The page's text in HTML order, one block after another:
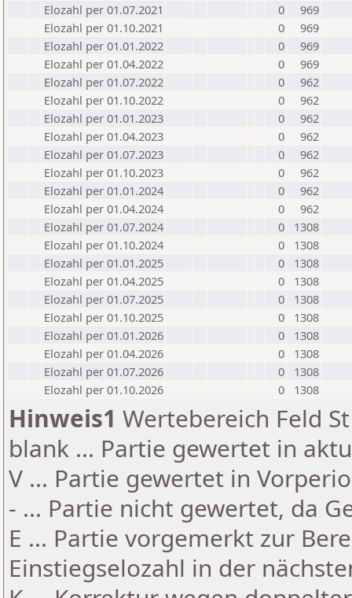
Elozahl per 01.07.2021
0
969
Elozahl per 01.10.2021
0
969
Elozahl per 01.01.2022
0
969
Elozahl per 01.04.2022
0
969
Elozahl per 01.07.2022
0
962
Elozahl per 01.10.2022
0
962
Elozahl per 01.01.2023
0
962
Elozahl per 01.04.2023
0
962
Elozahl per 01.07.2023
0
962
Elozahl per 01.10.2023
0
962
Elozahl per 01.01.2024
0
962
Elozahl per 01.04.2024
0
962
Elozahl per 01.07.2024
0
1308
Elozahl per 01.10.2024
0
1308
Elozahl per 01.01.2025
0
1308
Elozahl per 01.04.2025
0
1308
Elozahl per 01.07.2025
0
1308
Elozahl per 01.10.2025
0
1308
Elozahl per 01.01.2026
0
1308
Elozahl per 01.04.2026
0
1308
Elozahl per 01.07.2026
0
1308
Elozahl per 01.10.2026
0 1308
Hinweis1 Wertebereich Feld
blank ... Partie gewertet in
V ... Partie gewertet in
- ... Partie nicht gewertet, da
E ... Partie vorgemerkt zur
Einstiegselozahl in der